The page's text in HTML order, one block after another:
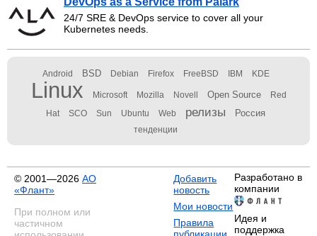
24/7 SRE & DevOps service to cover all your
Kubernetes needs.
Android BSD Debian Firefox FreeBSD IBM KDE
Linux Microsoft Mozilla Novell Open Source Red
Hat SCO Sun Ubuntu Web релизы Россия
тенденции
© 2001—2026 АО
«Флант»
При полном или
частичном
Добавить
новость
Мои новости
Правила
Разработано в
компании
Идея и
поддержка